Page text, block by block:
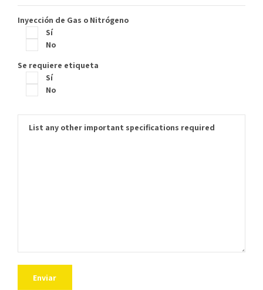
Inyección de Gas o Nitrógeno
Sí
No
Se requiere etiqueta
Sí
No